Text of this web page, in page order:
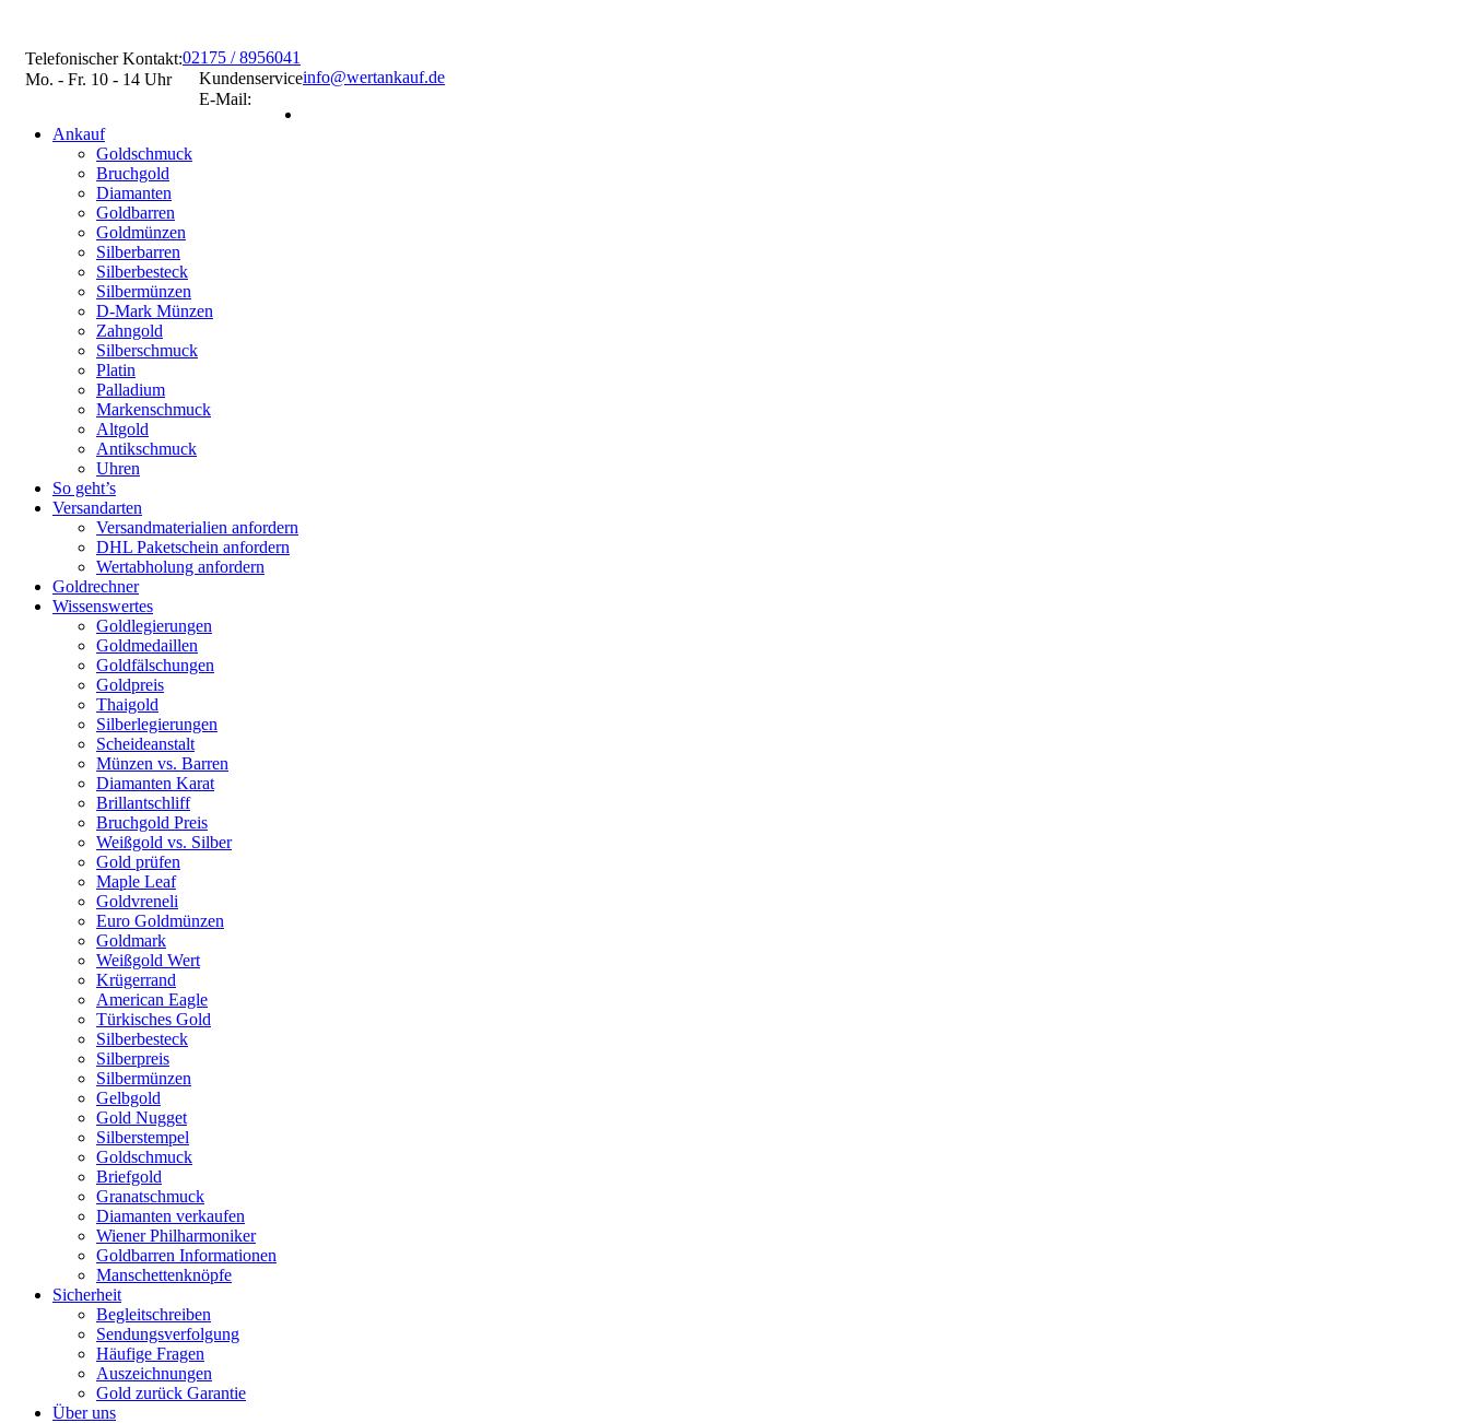
Telefonischer Kontakt:
Mo. - Fr. 10 - 14 Uhr
02175 / 8956041
Kundenservice
E-Mail:
info@wertankauf.de
Ankauf
Goldschmuck
Bruchgold
Diamanten
Goldbarren
Goldmünzen
Silberbarren
Silberbesteck
Silbermünzen
D-Mark Münzen
Zahngold
Silberschmuck
Platin
Palladium
Markenschmuck
Altgold
Antikschmuck
Uhren
So geht’s
Versandarten
Versandmaterialien anfordern
DHL Paketschein anfordern
Wertabholung anfordern
Goldrechner
Wissenswertes
Goldlegierungen
Goldmedaillen
Goldfälschungen
Goldpreis
Thaigold
Silberlegierungen
Scheideanstalt
Münzen vs. Barren
Diamanten Karat
Brillantschliff
Bruchgold Preis
Weißgold vs. Silber
Gold prüfen
Maple Leaf
Goldvreneli
Euro Goldmünzen
Goldmark
Weißgold Wert
Krügerrand
American Eagle
Türkisches Gold
Silberbesteck
Silberpreis
Silbermünzen
Gelbgold
Gold Nugget
Silberstempel
Goldschmuck
Briefgold
Granatschmuck
Diamanten verkaufen
Wiener Philharmoniker
Goldbarren Informationen
Manschettenknöpfe
Sicherheit
Begleitschreiben
Sendungsverfolgung
Häufige Fragen
Auszeichnungen
Gold zurück Garantie
Über uns